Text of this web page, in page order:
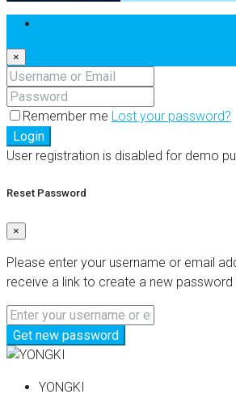
×
Remember me Lost your password?
Login
User registration is disabled for demo
Reset Password
×
Please enter your username or email
receive a link to create a new password
Get new password
YONGKI